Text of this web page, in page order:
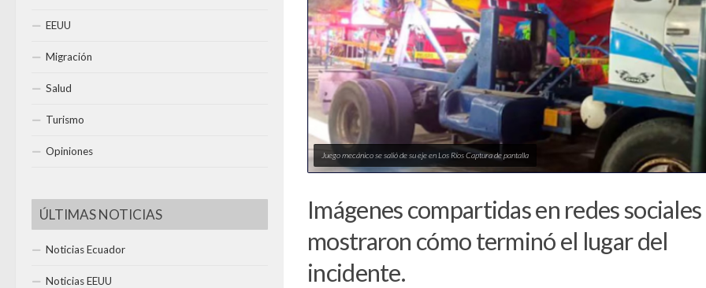
Juego mecánico se salió de su eje en Los Ríos Captura de pantalla
Imágenes compartidas en redes sociales
mostraron cómo terminó el lugar del
incidente.
EEUU
Migración
Salud
Turismo
Opiniones
ÚLTIMAS NOTICIAS
Noticias Ecuador
Noticias EEUU